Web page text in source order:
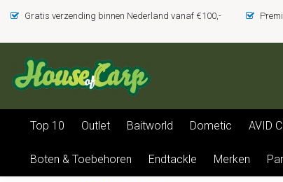
Gratis verzending binnen Nederland vanaf €100,-
Top 10 Outlet Baitworld Dometic AVID
Boten & Toebehoren Endtackle Merken